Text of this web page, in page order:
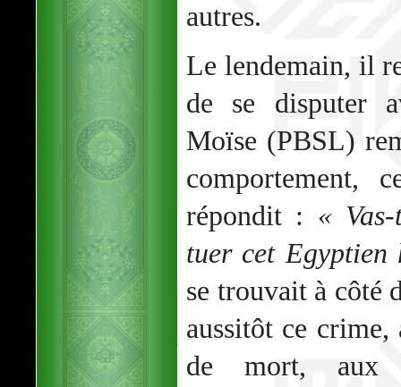
autres.
Le lendemain, il
de se disputer
Moïse (PBSL)
comportement,
répondit : «
tuer cet Egyptien
se trouvait à côté
aussitôt ce crime,
de mort, aux